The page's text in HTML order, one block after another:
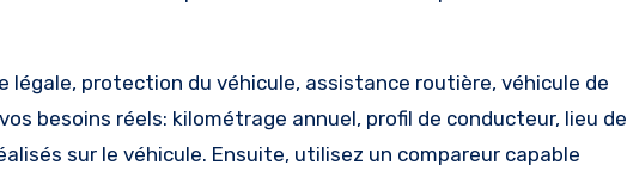
légale, protection du véhicule, assistance routière, véhicule de
besoins réels: kilométrage annuel, profil de conducteur, lieu de
sur le véhicule. Ensuite, utilisez un compareur capable